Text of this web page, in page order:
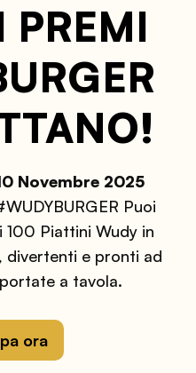
PREMI
Novembre 2025
Puoi
Piattini Wudy in
e pronti ad
a tavola.
ora